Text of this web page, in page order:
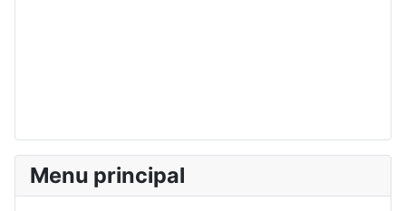
Menu principal